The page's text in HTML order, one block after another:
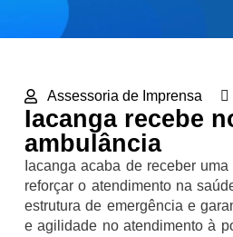
Assessoria de Imprensa
Iacanga recebe
ambulância
Iacanga acaba de receber
reforçar o atendimento na
estrutura de emergência e
e agilidade no atendimento à